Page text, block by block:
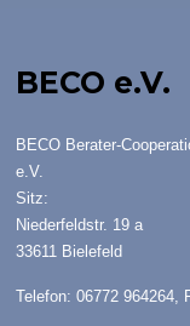
BECO e.V.
BECO Berater-
e.V.
Sitz:
Niederfeldstr. 19 a
33611 Bielefeld
Telefon: 06772 964264,